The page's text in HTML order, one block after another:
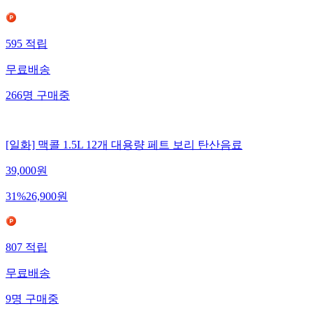
595 적립
무료배송
266명 구매중
[일화] 맥콜 1.5L 12개 대용량 페트 보리 탄산음료
39,000원
31%26,900원
807적립
무료배송
9명구매중